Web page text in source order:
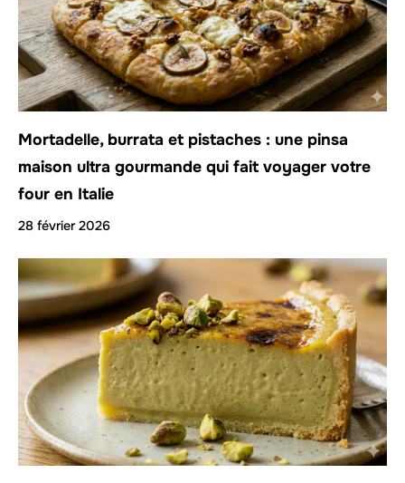
Mortadelle, burrata et pistaches : une pinsa
maison ultra gourmande qui fait voyager votre
four en Italie
28 février 2026